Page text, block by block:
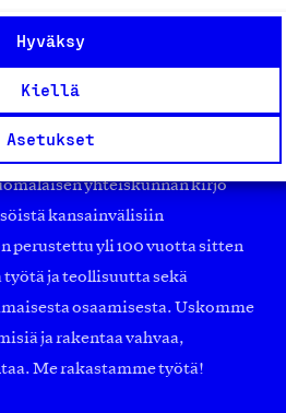
Hyväksy
Kiellä
Asetukset
yhteiskunnan kirjo
kansainvälisiin
perustettu yli 100 vuotta sitten
ja teollisuutta sekä
osaamisesta. Uskomme
ja rakentaa vahvaa,
Me rakastamme työtä!